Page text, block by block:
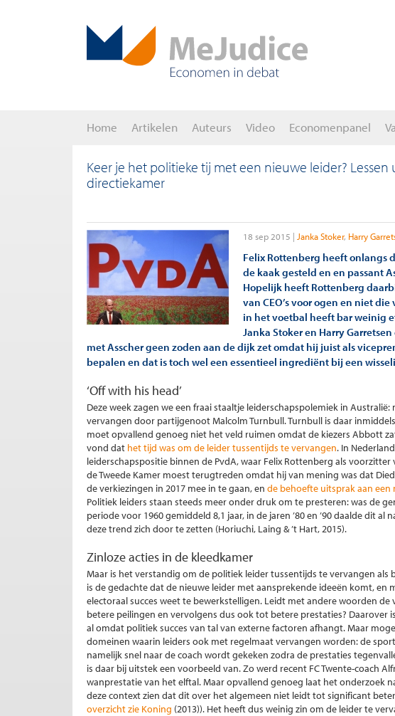
Home Artikelen Auteurs Video Economenpanel
Keer je het politieke tij met een nieuwe leider?
directiekamer
18 sep 2015 Janka Stoker Harry
Felix Rottenberg heeft onlangs
de kaak gesteld en en passant
Hopelijk heeft Rottenberg
van CEO’s voor ogen en niet
in het voetbal heeft bar weinig
Janka Stoker en Harry
met Asscher geen zoden aan de dijk zet omdat hij juist als
bepalen en dat is toch wel een essentieel ingrediënt bij een
‘Off with his head’
Deze week zagen we een fraai staaltje leiderschapspolemiek in
vervangen door partijgenoot Malcolm Turnbull. Turnbull is daar
moet opvallend genoeg niet het veld ruimen omdat de kiezers Abbott
vond dat het tijd was om de leider tussentijds te vervangen. In
leiderschapspositie binnen de PvdA, waar Felix Rottenberg als
de Tweede Kamer moest terugtreden omdat hij van mening was dat
de verkiezingen in 2017 mee in te gaan, en de behoefte uitsprak aan een
Politiek leiders staan steeds meer onder druk om te presteren: was de
periode voor 1960 gemiddeld 8,1 jaar, in de jaren ’80 en ’90 daalde dit al
deze trend zich door te zetten (Horiuchi, Laing & ’t Hart, 2015).
Zinloze acties in de kleedkamer
Maar is het verstandig om de politiek leider tussentijds te vervangen als
is de gedachte dat de nieuwe leider met aansprekende ideeën komt, en
electoraal succes weet te bewerkstelligen. Leidt met andere woorden
betere peilingen en vervolgens dus ook tot betere prestaties? Daarover
al omdat politiek succes van tal van externe factoren afhangt. Maar
domeinen waarin leiders ook met regelmaat vervangen worden: de
namelijk snel naar de coach wordt gekeken zodra de prestaties
is daar bij uitstek een voorbeeld van. Zo werd recent FC Twente-coach
wanprestatie van het elftal. Maar opvallend genoeg laat het onderzoek
deze context zien dat dit over het algemeen niet leidt tot significant
overzicht zie Koning (2013)). Het heeft dus weinig zin om de leider te